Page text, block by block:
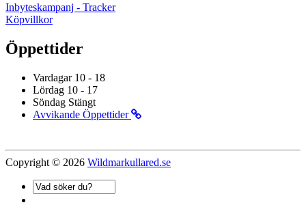
Inbyteskampanj - Tracker
Köpvillkor
Öppettider
Vardagar 10 - 18
Lördag 10 - 17
Söndag Stängt
Avvikande Öppettider
Copyright © 2026 Wildmarkullared.se